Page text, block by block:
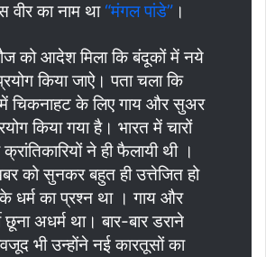
वीर का नाम था “मंगल पांडे” ।
को आदेश मिला कि बंदूकों में नये
किया जाऐ। पता चला कि
चिकनाहट के लिए गाय और सुअर
किया गया है। भारत में चारों
ने ही फैलायी थी ।
को सुनकर बहुत ही उत्तेजित हो
धर्म का प्रश्न था । गाय और
अधर्म था। बार-बार डराने
भी उन्होंने नई कारतूसों का